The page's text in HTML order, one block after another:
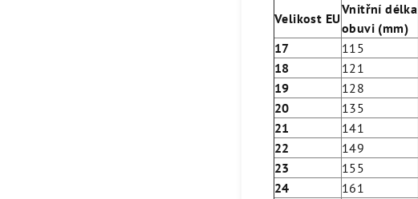
Velikost EU
Vnitřní délka
obuvi (mm)
17
115
18
121
19
128
20
135
21
141
22
149
23
155
24
161